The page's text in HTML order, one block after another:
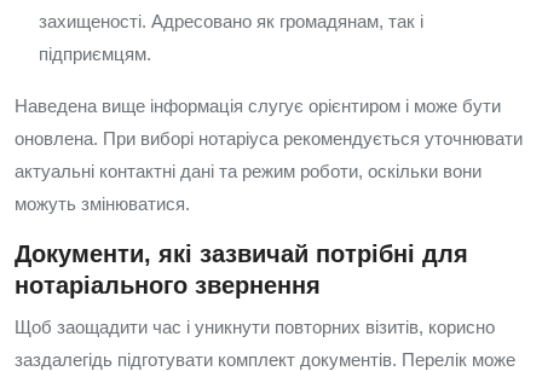
захищеності. Адресовано як громадянам, так і
підприємцям.
Наведена вище інформація слугує орієнтиром і може бути
оновлена. При виборі нотаріуса рекомендується уточнювати
актуальні контактні дані та режим роботи, оскільки вони
можуть змінюватися.
Документи, які зазвичай потрібні для
нотаріального звернення
Щоб заощадити час і уникнути повторних візитів, корисно
заздалегідь підготувати комплект документів. Перелік може